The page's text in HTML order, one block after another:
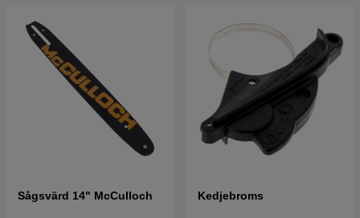
Sågsvärd 14" McCulloch Kedjebroms